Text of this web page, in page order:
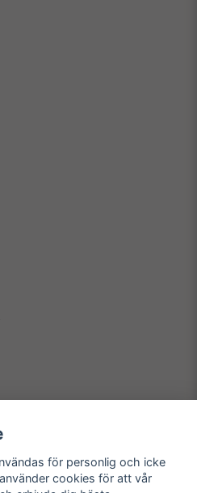
för personlig och icke
cookies för att vår